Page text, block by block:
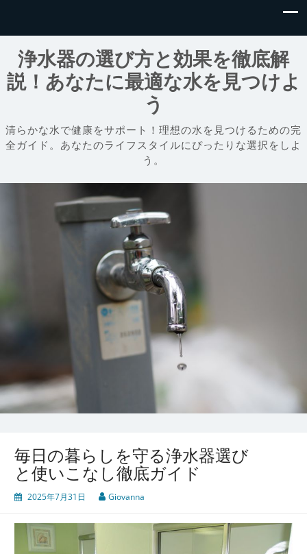
浄水器の選び方と効果を徹底解
説！あなたに最適な水を見つけよ
う
清らかな水で健康をサポート！理想の水を見つけるための完
全ガイド。あなたのライフスタイルにぴったりな選択をしよ
う。
毎日の暮らしを守る浄水器選び
と使いこなし徹底ガイド
2025年7月31日 Giovanna